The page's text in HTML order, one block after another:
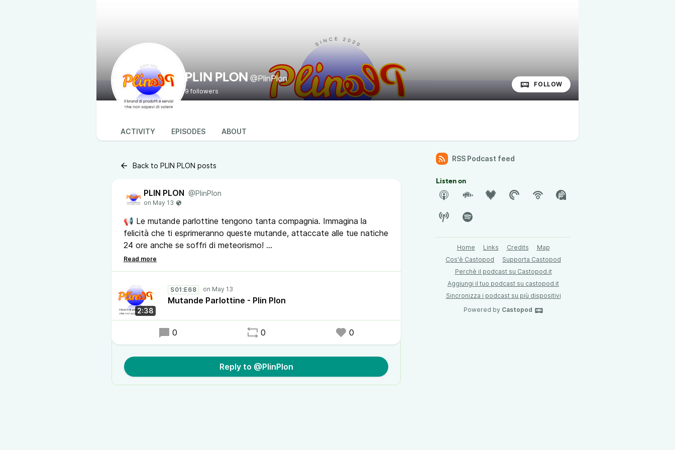
PLIN PLON @PlinPlon
9 followers
FOLLOW
ACTIVITY EPISODES ABOUT
Back to PLIN PLON posts
PLIN PLON @PlinPlon
📢 Le mutande parlottine tengono tanta compagnia. Immagina la
felicità che ti esprimeranno queste mutande, attaccate alle tue natiche
24 ore anche se soffri di meteorismo!
Ma certo, lo sappiamo: mica potevamo scrivere che se te le cambi, di
🔔Condividi il podcast Plin Plon, il brand di prodotti e servizi che non
sapevi di volere. Sarà un bel regalo per chi lo ascolta.
2:38
S01:E68
Mutande Parlottine - Plin Plon
0 0 0
Reply to @PlinPlon
RSS Podcast feed
Listen on
Home Links Credits
Map
Cos'è Castopod
Supporta Castopod
Perchè il podcast su Castopod.it
Aggiungi il tuo podcast su castopod.it
Sincronizza i podcast su più dispositivi
Powered by Castopod